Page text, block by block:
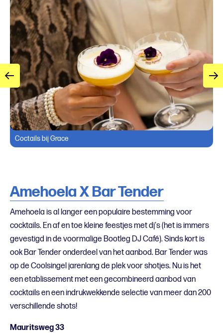
Coctails bij Grace
Amehoela X Bar Tender
Amehoela is al langer een populaire bestemming voor
cocktails. En af en toe kleine feestjes met dj's (het is immers
gevestigd in de voormalige Bootleg DJ Café). Sinds kort is
ook Bar Tender onderdeel van het aanbod. Bar Tender was
op de Coolsingel jarenlang de plek voor shotjes. Nu is het
een etablissement met een gecombineerd aanbod van
cocktails en een indrukwekkende selectie van meer dan 200
verschillende shots!
Mauritsweg 33